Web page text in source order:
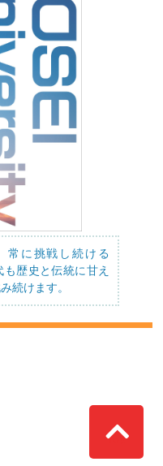
常に挑戦し続ける
歴史と伝統に甘え
続けます。
Top